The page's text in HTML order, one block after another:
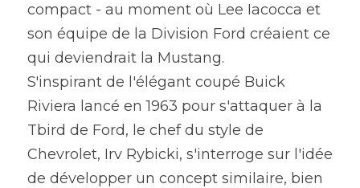
compact - au moment où Lee Iacocca et
son équipe de la Division Ford créaient ce
qui deviendrait la Mustang.
S'inspirant de l'élégant coupé Buick
Riviera lancé en 1963 pour s'attaquer à la
Tbird de Ford, le chef du style de
Chevrolet, Irv Rybicki, s'interroge sur l'idée
de développer un concept similaire, bien